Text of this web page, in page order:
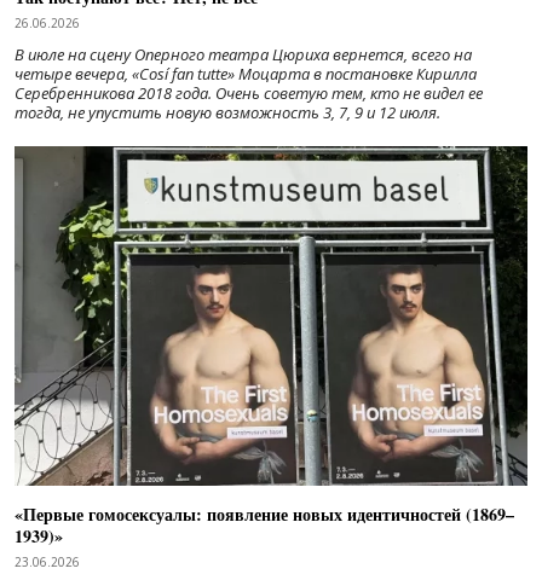
26.06.2026
В июле на сцену Оперного театра Цюриха вернется, всего на
четыре вечера, «Cosí fan tutte» Моцарта в постановке Кирилла
Серебренникова 2018 года. Очень советую тем, кто не видел ее
тогда, не упустить новую возможность 3, 7, 9 и 12 июля.
«Первые гомосексуалы: появление новых идентичностей (1869–
1939)»
23.06.2026